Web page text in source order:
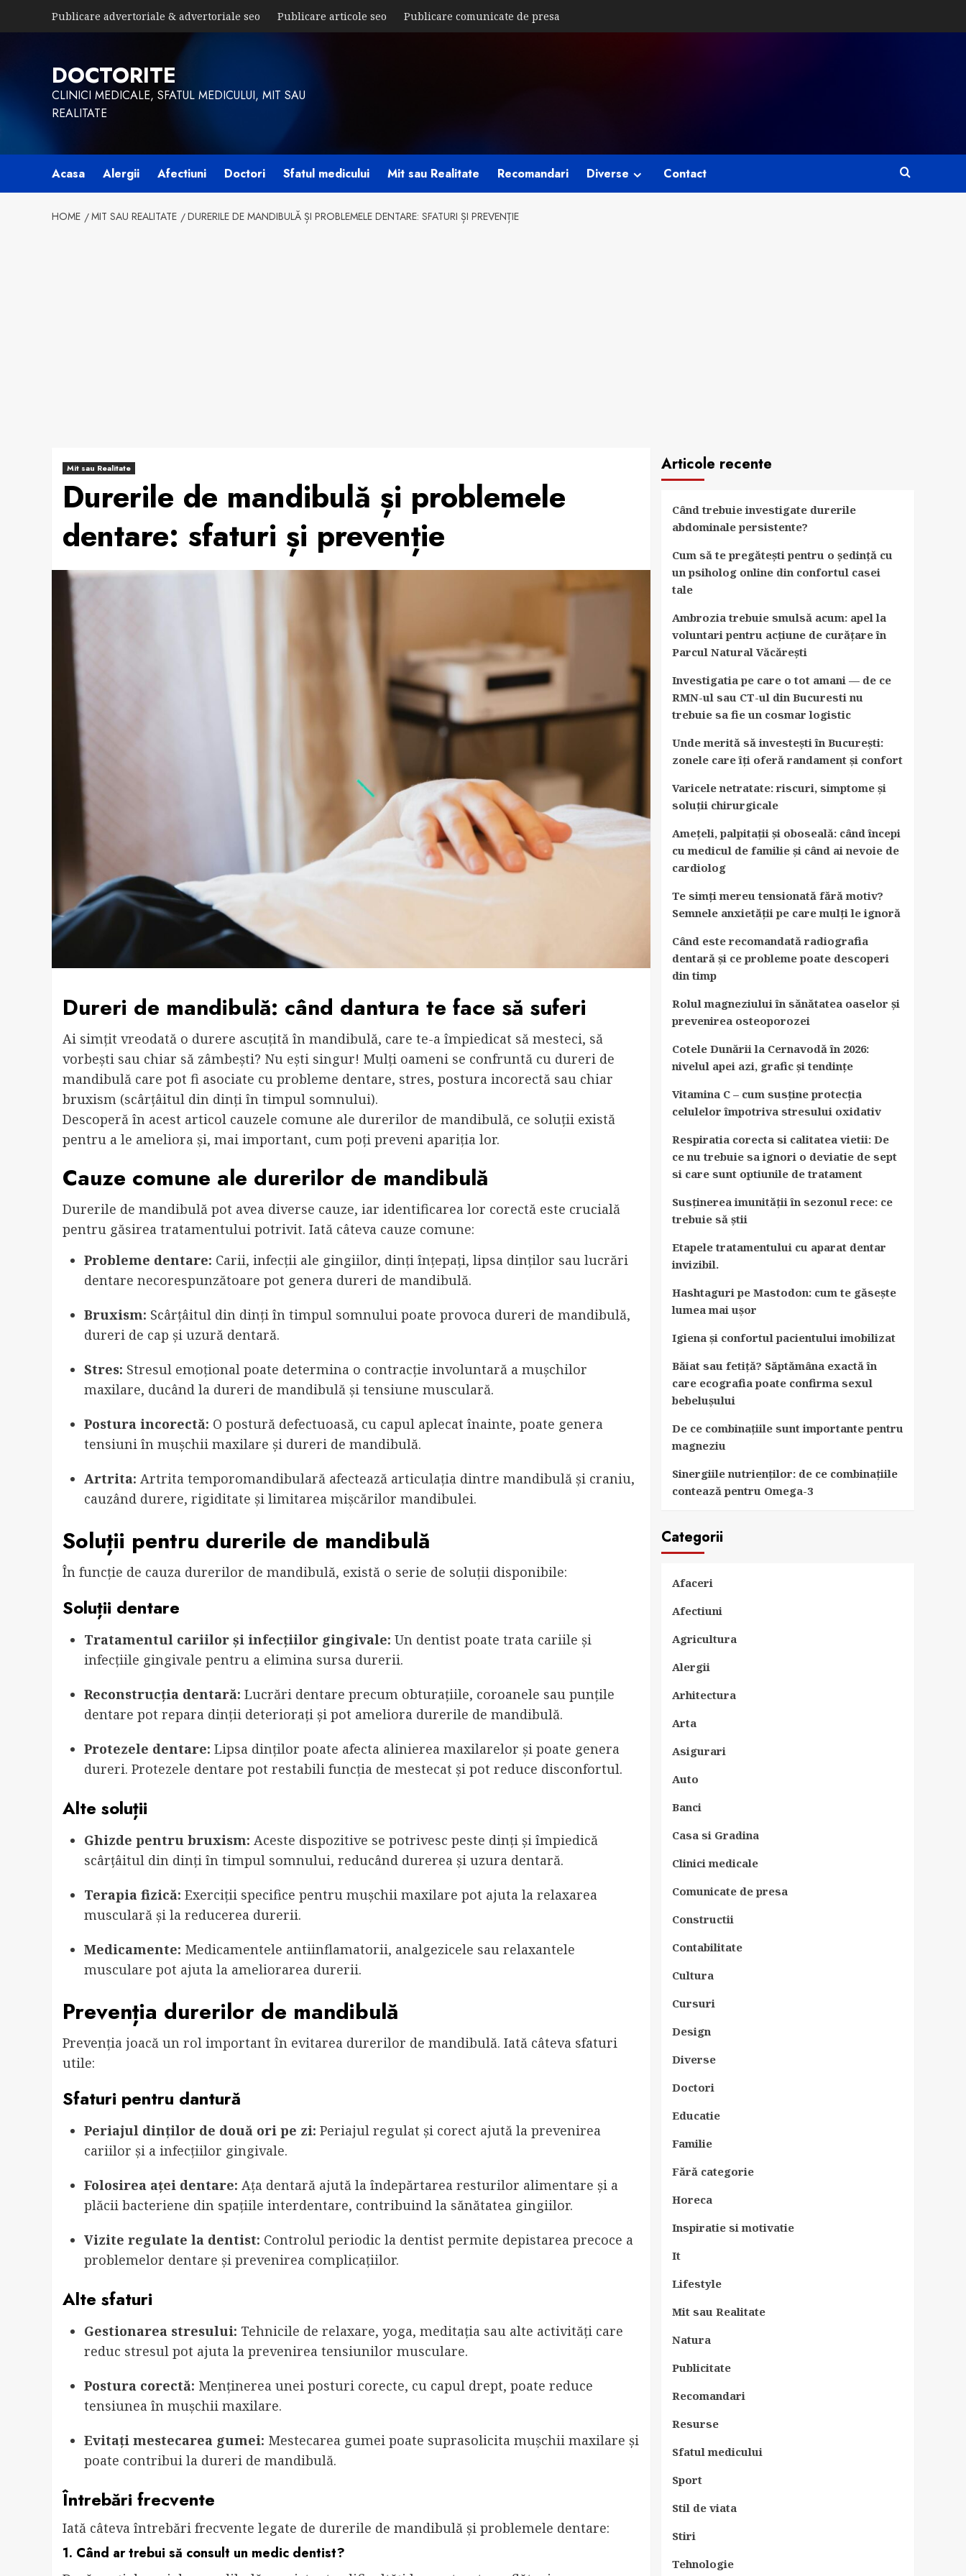
Publicare advertoriale & advertoriale seo Publicare articole seo Publicare comunicate de presa
DOCTORITE
CLINICI MEDICALE, SFATUL MEDICULUI, MIT SAU
REALITATE
Acasa Alergii Afectiuni Doctori Sfatul medicului Mit sau Realitate Recomandari Diverse Contact
HOME MIT SAU REALITATE DURERILE DE MANDIBULĂ ȘI PROBLEMELE DENTARE: SFATURI ȘI PREVENȚIE
Mit sau Realitate
Durerile de mandibulă și problemele
dentare: sfaturi și prevenție
Dureri de mandibulă: când dantura te face să suferi
Ai simțit vreodată o durere ascuțită în mandibulă, care te-a împiedicat să mesteci, să
vorbești sau chiar să zâmbești? Nu ești singur! Mulți oameni se confruntă cu dureri de
mandibulă care pot fi asociate cu probleme dentare, stres, postura incorectă sau chiar
bruxism (scârțâitul din dinți în timpul somnului).
Descoperă în acest articol cauzele comune ale durerilor de mandibulă, ce soluții există
pentru a le ameliora și, mai important, cum poți preveni apariția lor.
Cauze comune ale durerilor de mandibulă
Durerile de mandibulă pot avea diverse cauze, iar identificarea lor corectă este crucială
pentru găsirea tratamentului potrivit. Iată câteva cauze comune:
Probleme dentare: Carii, infecții ale gingiilor, dinți înțepați, lipsa dinților sau lucrări
dentare necorespunzătoare pot genera dureri de mandibulă.
Bruxism: Scârțâitul din dinți în timpul somnului poate provoca dureri de mandibulă,
dureri de cap și uzură dentară.
Stres: Stresul emoțional poate determina o contracție involuntară a mușchilor
maxilare, ducând la dureri de mandibulă și tensiune musculară.
Postura incorectă: O postură defectuoasă, cu capul aplecat înainte, poate genera
tensiuni în mușchii maxilare și dureri de mandibulă.
Artrita: Artrita temporomandibulară afectează articulația dintre mandibulă și craniu,
cauzând durere, rigiditate și limitarea mișcărilor mandibulei.
Soluții pentru durerile de mandibulă
În funcție de cauza durerilor de mandibulă, există o serie de soluții disponibile:
Soluții dentare
Tratamentul cariilor și infecțiilor gingivale: Un dentist poate trata cariile și
infecțiile gingivale pentru a elimina sursa durerii.
Reconstrucția dentară: Lucrări dentare precum obturațiile, coroanele sau punțile
dentare pot repara dinții deteriorați și pot ameliora durerile de mandibulă.
Protezele dentare: Lipsa dinților poate afecta alinierea maxilarelor și poate genera
dureri. Protezele dentare pot restabili funcția de mestecat și pot reduce disconfortul.
Alte soluții
Ghizde pentru bruxism: Aceste dispozitive se potrivesc peste dinți și împiedică
scârțâitul din dinți în timpul somnului, reducând durerea și uzura dentară.
Terapia fizică: Exerciții specifice pentru mușchii maxilare pot ajuta la relaxarea
musculară și la reducerea durerii.
Medicamente: Medicamentele antiinflamatorii, analgezicele sau relaxantele
musculare pot ajuta la ameliorarea durerii.
Prevenția durerilor de mandibulă
Prevenția joacă un rol important în evitarea durerilor de mandibulă. Iată câteva sfaturi
utile:
Sfaturi pentru dantură
Periajul dinților de două ori pe zi: Periajul regulat și corect ajută la prevenirea
cariilor și a infecțiilor gingivale.
Folosirea aței dentare: Ața dentară ajută la îndepărtarea resturilor alimentare și a
plăcii bacteriene din spațiile interdentare, contribuind la sănătatea gingiilor.
Vizite regulate la dentist: Controlul periodic la dentist permite depistarea precoce a
problemelor dentare și prevenirea complicațiilor.
Alte sfaturi
Gestionarea stresului: Tehnicile de relaxare, yoga, meditația sau alte activități care
reduc stresul pot ajuta la prevenirea tensiunilor musculare.
Postura corectă: Menținerea unei posturi corecte, cu capul drept, poate reduce
tensiunea în mușchii maxilare.
Evitați mestecarea gumei: Mestecarea gumei poate suprasolicita mușchii maxilare și
poate contribui la dureri de mandibulă.
Întrebări frecvente
Iată câteva întrebări frecvente legate de durerile de mandibulă și problemele dentare:
1. Când ar trebui să consult un medic dentist?
Articole recente
Când trebuie investigate durerile
abdominale persistente?
Cum să te pregătești pentru o ședință cu
un psiholog online din confortul casei
tale
Ambrozia trebuie smulsă acum: apel la
voluntari pentru acțiune de curățare în
Parcul Natural Văcărești
Investigatia pe care o tot amani — de ce
RMN-ul sau CT-ul din Bucuresti nu
trebuie sa fie un cosmar logistic
Unde merită să investești în București:
zonele care îți oferă randament și confort
Varicele netratate: riscuri, simptome și
soluții chirurgicale
Amețeli, palpitații și oboseală: când începi
cu medicul de familie și când ai nevoie de
cardiolog
Te simți mereu tensionată fără motiv?
Semnele anxietății pe care mulți le ignoră
Când este recomandată radiografia
dentară și ce probleme poate descoperi
din timp
Rolul magneziului în sănătatea oaselor și
prevenirea osteoporozei
Cotele Dunării la Cernavodă în 2026:
nivelul apei azi, grafic și tendințe
Vitamina C – cum susține protecția
celulelor împotriva stresului oxidativ
Respiratia corecta si calitatea vietii: De
ce nu trebuie sa ignori o deviatie de sept
si care sunt optiunile de tratament
Susținerea imunității în sezonul rece: ce
trebuie să știi
Etapele tratamentului cu aparat dentar
invizibil.
Hashtaguri pe Mastodon: cum te găsește
lumea mai ușor
Igiena și confortul pacientului imobilizat
Băiat sau fetiță? Săptămâna exactă în
care ecografia poate confirma sexul
bebelușului
De ce combinațiile sunt importante pentru
magneziu
Sinergiile nutrienților: de ce combinațiile
contează pentru Omega-3
Categorii
Afaceri
Afectiuni
Agricultura
Alergii
Arhitectura
Arta
Asigurari
Auto
Banci
Casa si Gradina
Clinici medicale
Comunicate de presa
Constructii
Contabilitate
Cultura
Cursuri
Design
Diverse
Doctori
Educatie
Familie
Fără categorie
Horeca
Inspiratie si motivatie
It
Lifestyle
Mit sau Realitate
Natura
Publicitate
Recomandari
Resurse
Sfatul medicului
Sport
Stil de viata
Stiri
Tehnologie